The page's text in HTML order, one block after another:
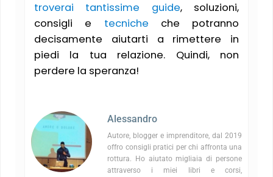
troverai tantissime guide, soluzioni,
consigli e tecniche che potranno
decisamente aiutarti a rimettere in
piedi la tua relazione. Quindi, non
perdere la speranza!
Alessandro
Autore, blogger e imprenditore, dal 2019
offro consigli pratici per chi affronta una
rottura. Ho aiutato migliaia di persone
attraverso i miei libri e corsi,